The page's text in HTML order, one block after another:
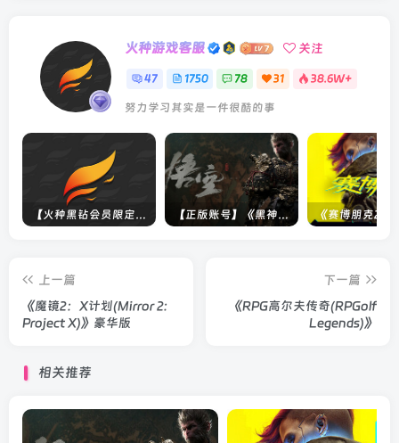
火种游戏客服 关注
47 1750 78 31 38.6W+
努力学习其实是一件很酷的事
【火种黑钻会员限定】未上架游戏 【正版账号】《黑神话：悟空(BLACK MYTH WU KONG)》
上一篇
《魔镜2：X计划(Mirror 2:
Project X)》豪华版
下一篇
《RPG高尔夫传奇(RPGolf
Legends)》
相关推荐